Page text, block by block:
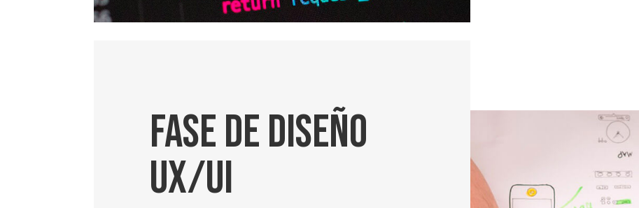
Fase de Diseño
UX/UI